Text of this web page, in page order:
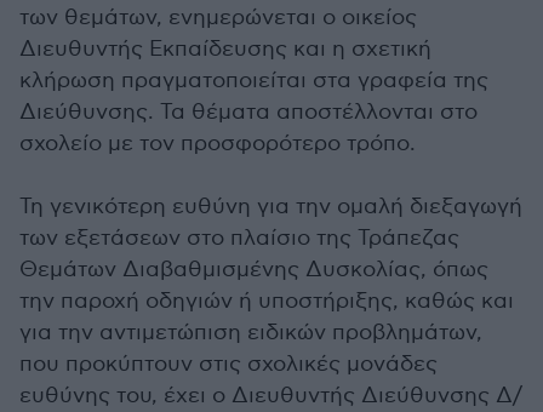
των θεμάτων, ενημερώνεται ο οικείος
Διευθυντής Εκπαίδευσης και η σχετική
κλήρωση πραγματοποιείται στα γραφεία της
Διεύθυνσης. Τα θέματα αποστέλλονται στο
σχολείο με τον προσφορότερο τρόπο.
Τη γενικότερη ευθύνη για την ομαλή διεξαγωγή
των εξετάσεων στο πλαίσιο της Τράπεζας
Θεμάτων Διαβαθμισμένης Δυσκολίας, όπως
την παροχή οδηγιών ή υποστήριξης, καθώς και
για την αντιμετώπιση ειδικών προβλημάτων,
που προκύπτουν στις σχολικές μονάδες
ευθύνης του, έχει ο Διευθυντής Διεύθυνσης Δ/